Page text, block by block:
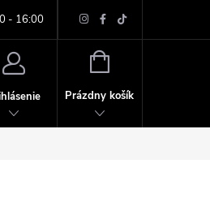
- 16:00
NÁKUPNÝ
Prázdny košík